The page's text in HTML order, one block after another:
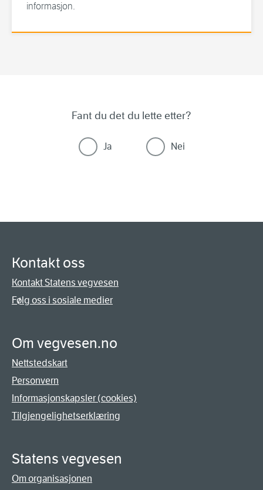
informasjon.
Fant du det du lette etter?
Ja Nei
Kontakt oss
Kontakt Statens vegvesen
Følg oss i sosiale medier
Om vegvesen.no
Nettstedskart
Personvern
Informasjonskapsler (cookies)
Tilgjengelighetserklæring
Statens vegvesen
Om organisasjonen